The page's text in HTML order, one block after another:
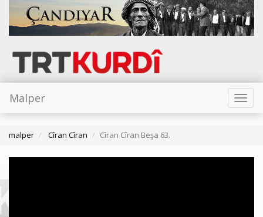
Toggle
Malper
malper Cîran Cîran Cîran Cîran Beşa 63.